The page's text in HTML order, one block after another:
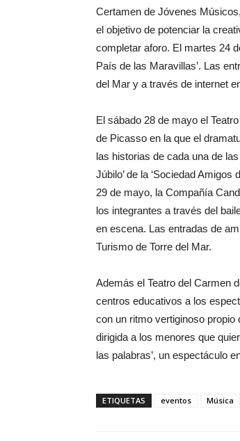
Certamen de Jóvenes
el objetivo de potenciar la
completar aforo. El martes 24
País de las Maravillas’. Las
del Mar y a través de internet
El sábado 28 de mayo el
de Picasso en la que el
las historias de cada una de
Júbilo’ de la ‘Sociedad
29 de mayo, la Compañía
los integrantes a través del
en escena. Las entradas de
Turismo de Torre del Mar.
Además el Teatro del Carmen
centros educativos a los
con un ritmo vertiginoso propio
dirigida a los menores que
las palabras’, un espectáculo
ETIQUETAS eventos Música